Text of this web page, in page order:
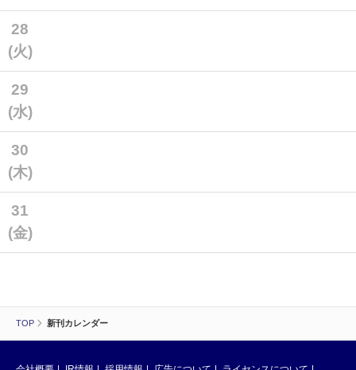
TOP 新刊カレンダー
28
(火)
29
(水)
30
(木)
31
(金)